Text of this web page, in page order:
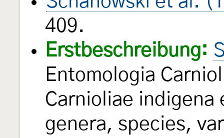
409.
Erstbeschreibung:
Entomologia
Carnioliae
genera, species,